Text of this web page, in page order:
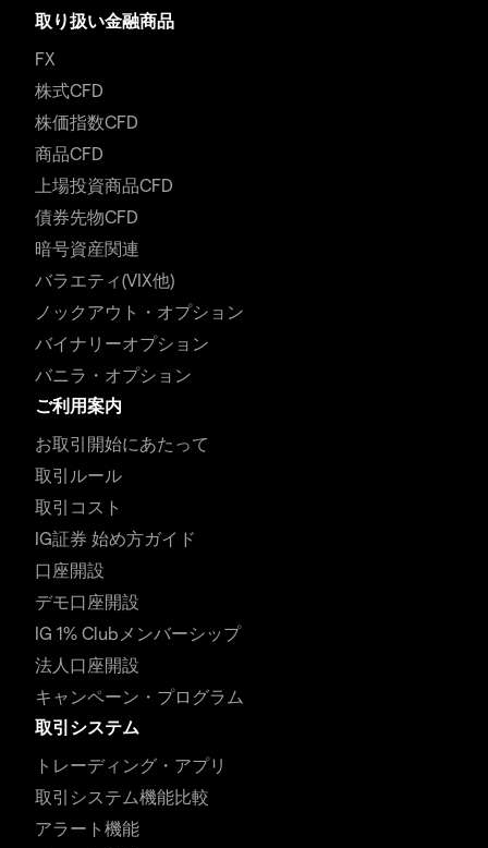
取り扱い金融商品
FX
株式CFD
株価指数CFD
商品CFD
上場投資商品CFD
債券先物CFD
暗号資産関連
バラエティ(VIX他)
ノックアウト・オプション
バイナリーオプション
バニラ・オプション
ご利用案内
お取引開始にあたって
取引ルール
取引コスト
IG証券 始め方ガイド
口座開設
デモ口座開設
IG 1% Clubメンバーシップ
法人口座開設
キャンペーン・プログラム
取引システム
トレーディング・アプリ
取引システム機能比較
アラート機能